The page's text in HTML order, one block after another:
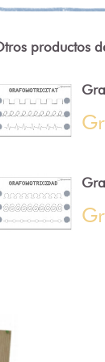
productos